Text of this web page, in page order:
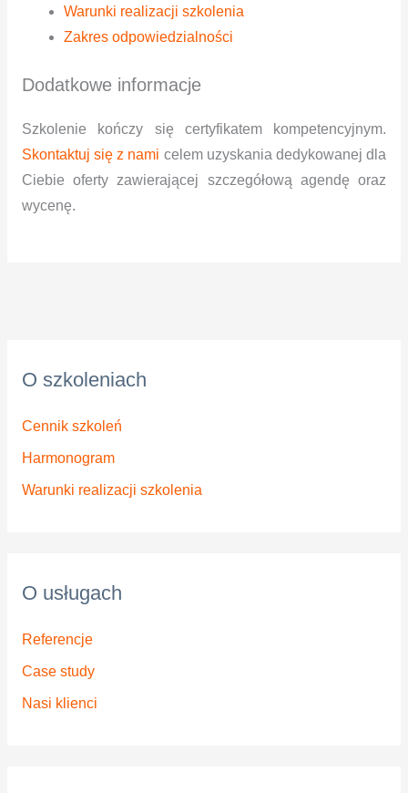
Warunki realizacji szkolenia
Zakres odpowiedzialności
Dodatkowe informacje
Szkolenie kończy się certyfikatem kompetencyjnym.
Skontaktuj się z nami celem uzyskania dedykowanej dla
Ciebie oferty zawierającej szczegółową agendę oraz
wycenę.
O szkoleniach
Cennik szkoleń
Harmonogram
Warunki realizacji szkolenia
O usługach
Referencje
Case study
Nasi klienci